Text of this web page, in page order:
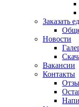
Заказать
Новости
Вакансии
Контакты